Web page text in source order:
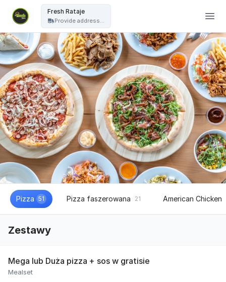
Fresh Rataje
Provide address...
Pizza 51 Pizza faszerowana 21 American Chicken
Zestawy
Mega lub Duża pizza + sos w gratisie
Mealset